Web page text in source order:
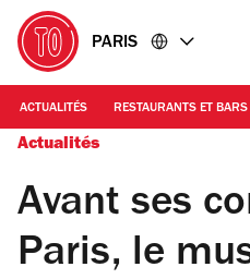
PARIS
ACTUALITÉS RESTAURANTS ET BARS
Actualités
Avant ses
Paris, le